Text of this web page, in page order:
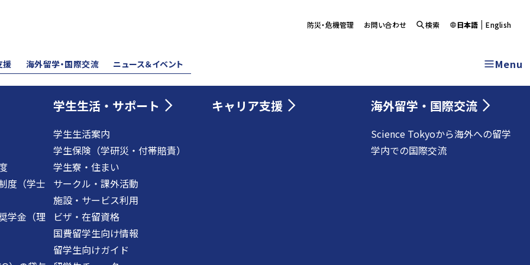
援 海外留学・国際交流 ニュース＆イベント Menu
度（学士
学金（理
学生生活・サポート
学生生活案内
学生保険（学研災・付帯賠責）
学生寮・住まい
サークル・課外活動
施設・サービス利用
ビザ・在留資格
国費留学生向け情報
留学生向けガイド
キャリア支援 海外留学・国際交流
Science Tokyoから海外への留学
学内での国際交流
防災・危機管理 お問い合わせ 検索 日本語 English